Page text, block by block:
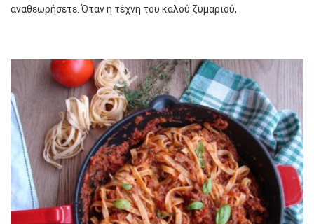
αναθεωρήσετε. Όταν η τέχνη του καλού ζυμαριού,